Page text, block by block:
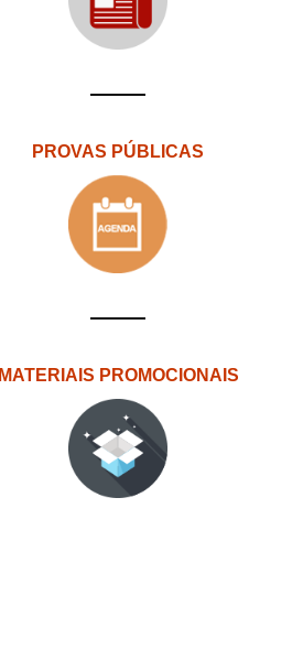
PROVAS PÚBLICAS
MATERIAIS PROMOCIONAIS